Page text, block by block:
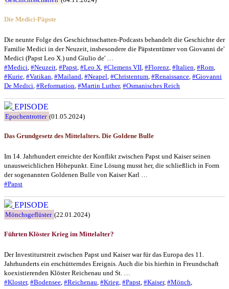
Die Medici-Päpste
Die neunte Folge des Geschichtsschatten-Podcasts behandelt die Geschichte der
Familie Medici in der Neuzeit, insbesondere die Päpstentümer von Giovanni de'
Medici (Papst Leo X.) und Giulio de' …
#Medici, #Neuzeit, #Papst, #Leo X, #Clemens VII, #Florenz, #Italien, #Rom,
#Kurie, #Vatikan, #Mailand, #Neapel, #Christentum, #Renaissance, #Giovanni
De Medici, #Reformation, #Martin Luther, #Osmanisches Reich
EPISODE
Epochentrotter (01.05.2024)
Das Grundgesetz des Mittelalters. Die Goldene Bulle
Im 14. Jahrhundert erreichte der Konflikt zwischen Papst und Kaiser seinen
unausweichlichen Höhepunkt. Eine Lösung musst her, die schließlich in Form
der sogenannten Goldenen Bulle von Kaiser Karl …
#Papst
EPISODE
Mönchsgeflüster (22.01.2024)
Führten Klöster Krieg im Mittelalter?
Der Investiturstreit zwischen Papst und Kaiser war für das Europa des 11.
Jahrhunderts ein erschütterndes Ereignis. Auch die bis hierhin in Freundschaft
koexistierenden Klöster Reichenau und St. …
#Kloster, #Bodensee, #Reichenau, #Krieg, #Papst, #Kaiser, #Mönch,